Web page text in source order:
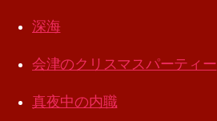
深海
会津のクリスマスパーティー
真夜中の内職